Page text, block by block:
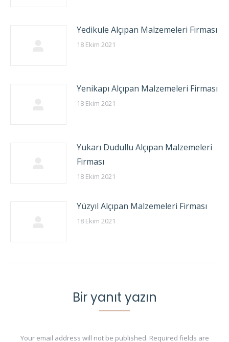
Yedikule Alçıpan Malzemeleri Firması
18 Ekim 2021
Yenikapı Alçıpan Malzemeleri Firması
18 Ekim 2021
Yukarı Dudullu Alçıpan Malzemeleri
Firması
18 Ekim 2021
Yüzyıl Alçıpan Malzemeleri Firması
18 Ekim 2021
Bir yanıt yazın
Your email address will not be published. Required fields are